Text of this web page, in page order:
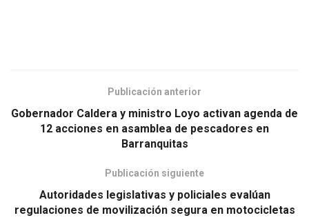
Publicación anterior
Gobernador Caldera y ministro Loyo activan agenda de
12 acciones en asamblea de pescadores en
Barranquitas
Publicación siguiente
Autoridades legislativas y policiales evalúan
regulaciones de movilización segura en motocicletas